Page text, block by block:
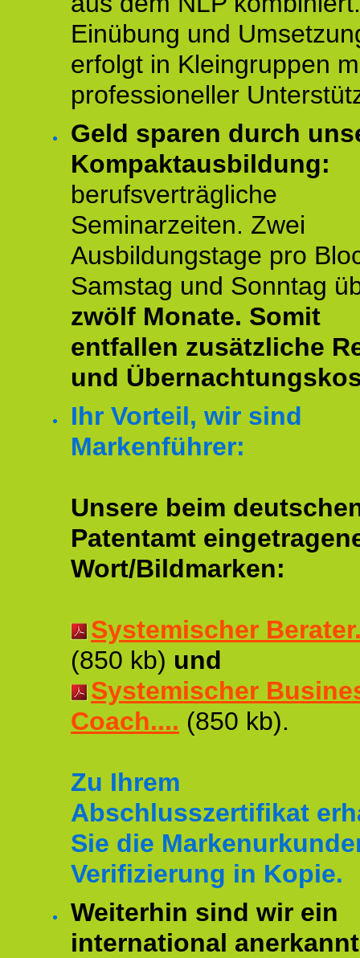
Einübung und
erfolgt in Kleingruppen
professioneller
Geld sparen durch
Kompaktausbildung:
berufsverträgliche
Seminarzeiten. Zwei
Ausbildungstage pro
Samstag und Sonntag
zwölf Monate. Somit
entfallen zusätzliche
und
Ihr Vorteil, wir sind
Markenführer:
Unsere beim
Patentamt
Wort/Bildmarken:
Systemischer
(850 kb) und
Systemischer
Coach.... (850 kb).
Zu Ihrem
Abschlusszertifikat
Sie die
Verifizierung in Kopie.
Weiterhin sind wir ein
international